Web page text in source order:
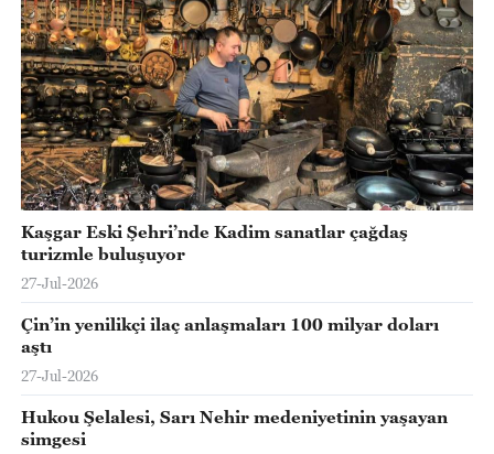
Kaşgar Eski Şehri’nde Kadim sanatlar çağdaş
turizmle buluşuyor
27-Jul-2026
Çin’in yenilikçi ilaç anlaşmaları 100 milyar doları
aştı
27-Jul-2026
Hukou Şelalesi, Sarı Nehir medeniyetinin yaşayan
simgesi